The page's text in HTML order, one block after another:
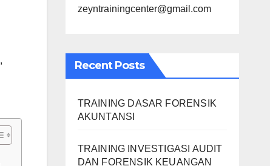
,
zeyntrainingcenter@gmail.com
Recent Posts
TRAINING DASAR FORENSIK
AKUNTANSI
TRAINING INVESTIGASI AUDIT
DAN FORENSIK KEUANGAN